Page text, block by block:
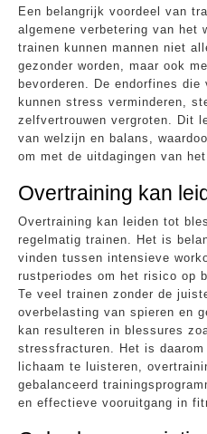
Een belangrijk voordeel van
algemene verbetering van het
trainen kunnen mannen niet
gezonder worden, maar ook
bevorderen. De endorfines
kunnen stress verminderen,
zelfvertrouwen vergroten. Dit
van welzijn en balans,
om met de uitdagingen van
Overtraining kan
Overtraining kan leiden tot
regelmatig trainen. Het is
vinden tussen intensieve
rustperiodes om het risico op
Te veel trainen zonder de
overbelasting van spieren en
kan resulteren in blessures
stressfracturen. Het is
lichaam te luisteren,
gebalanceerd
en effectieve vooruitgang in